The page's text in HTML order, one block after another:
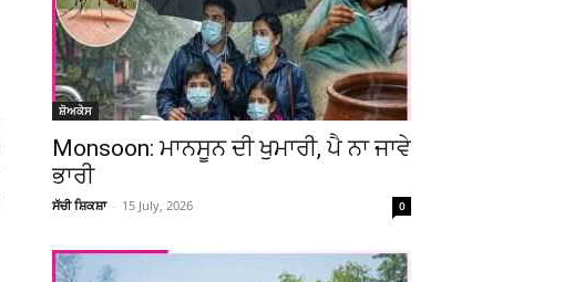
ਸ਼ੋਅਕੇਸ
Monsoon: ਮਾਨਸੂਨ ਦੀ ਖੁਮਾਰੀ, ਪੈ ਨਾ ਜਾਵੇ
ਭਾਰੀ
ਸੱਚੀ ਸ਼ਿਕਸ਼ਾ - 15 July, 2026 0